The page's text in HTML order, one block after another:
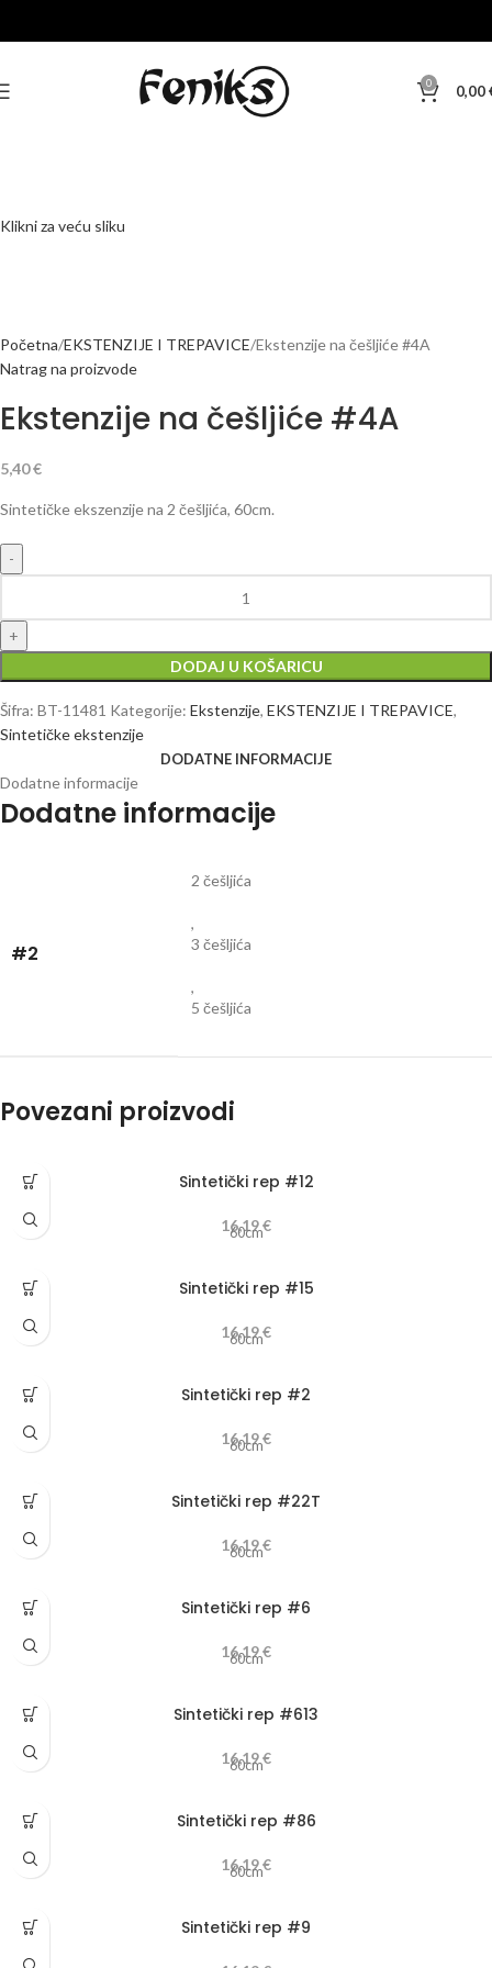
0 0,00
Klikni za veću sliku
Početna EKSTENZIJE I TREPAVICE Ekstenzije na češljiće #4A
Natrag na proizvode
Ekstenzije na češljiće #4A
5,40€
Sintetičke ekszenzije na 2 češljića, 60cm.
DODAJ U KOŠARICU
Šifra: BT-11481 Kategorije: Ekstenzije, EKSTENZIJE I TREPAVICE,
Sintetičke ekstenzije
DODATNE INFORMACIJE
Dodatne informacije
Dodatne informacije
#2
2 češljića
,
3 češljića
,
5 češljića
Povezani proizvodi
Sintetički rep #12
16,19€
60cm
Sintetički rep #15
16,19€
60cm
Sintetički rep #2
16,19€
60cm
Sintetički rep #22T
16,19€
60cm
Sintetički rep #6
16,19€
60cm
Sintetički rep #613
16,19€
60cm
Sintetički rep #86
16,19€
60cm
Sintetički rep #9